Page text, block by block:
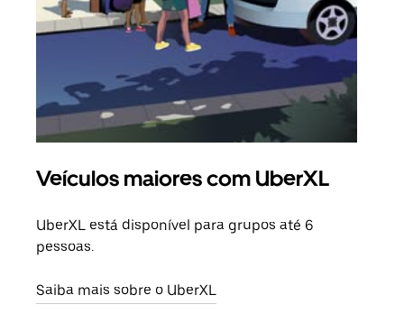
Veículos maiores com UberXL
UberXL está disponível para grupos até 6
pessoas.
Saiba mais sobre o UberXL